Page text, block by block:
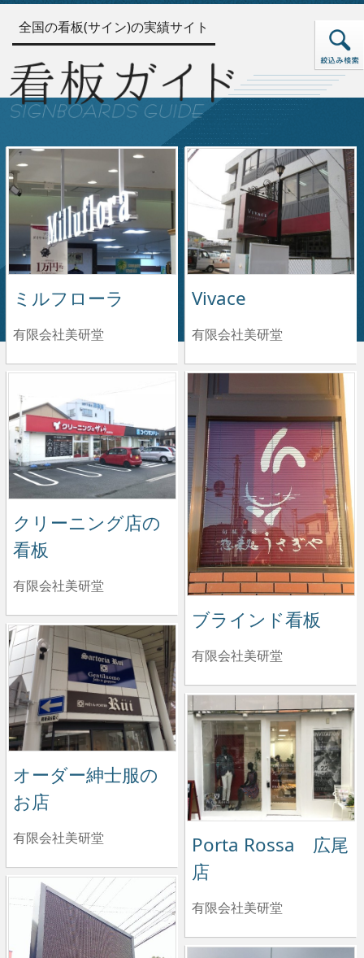
全国の看板(サイン)の実績サイト
ミルフローラ
有限会社美研堂
Vivace
有限会社美研堂
クリーニング店の
看板
有限会社美研堂
ブラインド看板
有限会社美研堂
オーダー紳士服の
お店
有限会社美研堂
Porta Rossa 広尾
店
有限会社美研堂